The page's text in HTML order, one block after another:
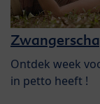
Ontdek week
in petto heeft !